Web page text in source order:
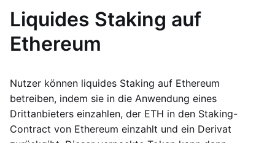
Liquides Staking auf
Ethereum
Nutzer können liquides Staking auf Ethereum
betreiben, indem sie in die Anwendung eines
Drittanbieters einzahlen, der ETH in den Staking-
Contract von Ethereum einzahlt und ein Derivat